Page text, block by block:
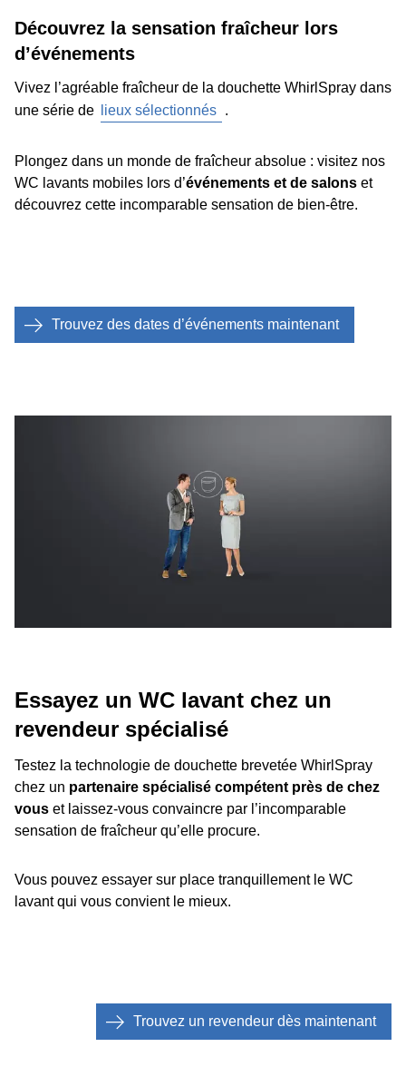
Découvrez la sensation fraîcheur lors
d’événements
Vivez l’agréable fraîcheur de la douchette WhirlSpray dans
une série de
lieux sélectionnés .
Plongez dans un monde de fraîcheur absolue : visitez nos
WC lavants mobiles lors d’événements et de salons et
découvrez cette incomparable sensation de bien-être.
Trouvez des dates d’événements maintenant
Essayez un WC lavant chez un
revendeur spécialisé
Testez la technologie de douchette brevetée WhirlSpray
chez un partenaire spécialisé compétent près de chez
vous et laissez-vous convaincre par l’incomparable
sensation de fraîcheur qu’elle procure.
Vous pouvez essayer sur place tranquillement le WC
lavant qui vous convient le mieux.
Trouvez un revendeur dès maintenant